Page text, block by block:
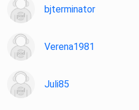
bjterminator
Verena1981
Juli85